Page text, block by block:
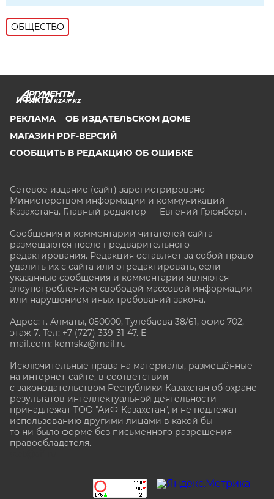
ОБЩЕСТВО
KZAIF.KZ
РЕКЛАМА
ОБ ИЗДАТЕЛЬСКОМ ДОМЕ
МАГАЗИН PDF-ВЕРСИЙ
СООБЩИТЬ В РЕДАКЦИЮ ОБ ОШИБКЕ
Сетевое издание (сайт) зарегистрировано
Министерством информации и коммуникаций
Казахстана. Главный редактор — Евгений Грюнберг.
Сообщения и комментарии читателей сайта
размещаются после предварительного
редактирования. Редакция оставляет за собой право
удалить их с сайта или отредактировать, если
указанные сообщения и комментарии являются
злоупотреблением свободой массовой информации
или нарушением иных требований закона.
Адрес: г. Алматы, 050000, Тулебаева 38/61, офис 702,
этаж 7. Тел: +7 (727) 339-31-47. E-
mail.com: komskz@mail.ru
Исключительные права на материалы, размещённые
на интернет-сайте, в соответствии
с законодательством Республики Казахстан об охране
результатов интеллектуальной деятельности
принадлежат ТОО "АиФ-Казахстан", и не подлежат
использованию другими лицами в какой бы
то ни было форме без письменного разрешения
правообладателя.